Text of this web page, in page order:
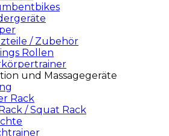
/ Zubehör
Rollen
und Massagegeräte
Rack
/ Squat Rack